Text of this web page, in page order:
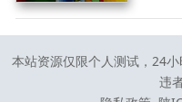
本站资源仅限个人测试，24
违